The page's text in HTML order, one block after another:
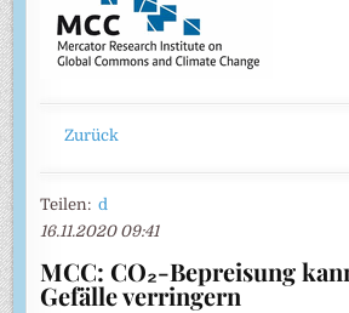
Zurück
Teilen:d
16.11.2020 09:41
MCC: CO₂-Bepreisung
Gefälle verringern